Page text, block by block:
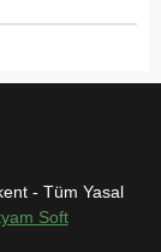
Başkanı...
- Tüm Yasal
Soft